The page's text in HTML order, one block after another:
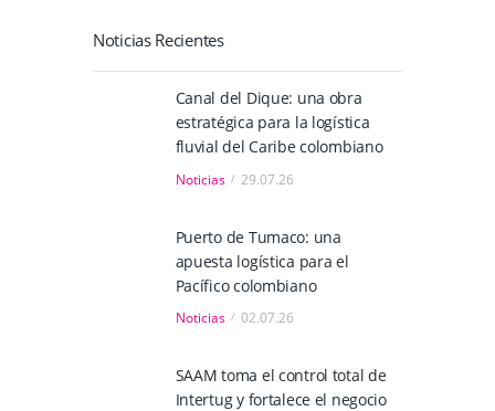
Noticias Recientes
Canal del Dique: una obra
estratégica para la logística
fluvial del Caribe colombiano
Noticias 29.07.26
Puerto de Tumaco: una
apuesta logística para el
Pacífico colombiano
Noticias 02.07.26
SAAM toma el control total de
Intertug y fortalece el negocio